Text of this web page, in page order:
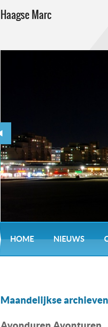
Haagse Marc
HOME NIEUWS
Maandelijkse